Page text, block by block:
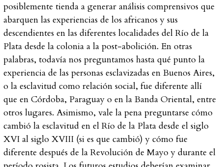
posiblemente tienda a generar análisis comprensivos que
abarquen las experiencias de los africanos y sus
descendientes en las diferentes localidades del Río de la
Plata desde la colonia a la post-abolición. En otras
palabras, todavía nos preguntamos hasta qué punto la
experiencia de las personas esclavizadas en Buenos Aires,
o la esclavitud como relación social, fue diferente allí
que en Córdoba, Paraguay o en la Banda Oriental, entre
otros lugares. Asimismo, vale la pena preguntarse cómo
cambió la esclavitud en el Río de la Plata desde el siglo
XVI al siglo XVIII (si es que cambió) y cómo fue
diferente después de la Revolución de Mayo y durante el